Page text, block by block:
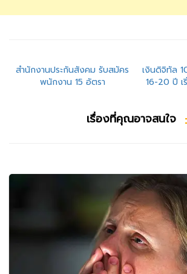
แนะแนว
เรื่อง
สำนักงานประกันสังคม รับสมัคร
พนักงาน 15 อัตรา
เงินดิจิทัล
16-20 ปี เ
เรื่องที่คุณอาจสนใจ